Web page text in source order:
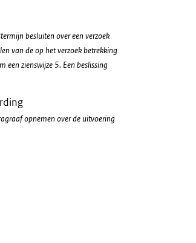
besluiten over een verzoek
van de op het verzoek betrekking
een zienswijze 5. Een beslissing
opnemen over de uitvoering